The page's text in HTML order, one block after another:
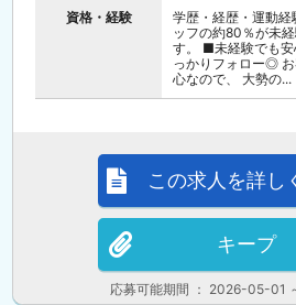
資格・経験
学歴・経歴・運動経
ッフの約80％が未
す。 ■未経験でも安
っかりフォロー◎
心なので、 大勢の...
応募可能期間 ： 2026-05-01
この求人を詳し
キープ